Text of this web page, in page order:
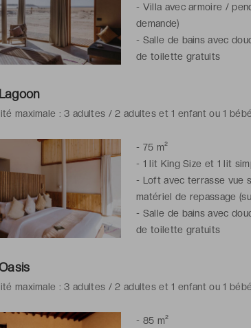
- Villa avec armoire /
demande)
- Salle de bains avec
de toilette gratuits
maximale : 3 adultes / 2 adultes et 1 enfant ou 1 bébé
- 75 m²
- 1 lit King Size et 1 lit
- Loft avec terrasse vue
matériel de repassage
- Salle de bains avec
de toilette gratuits
maximale : 3 adultes / 2 adultes et 1 enfant ou 1 bébé
- 85 m²